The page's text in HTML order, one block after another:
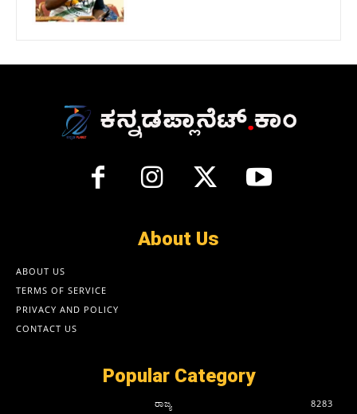
About Us
ABOUT US
TERMS OF SERVICE
PRIVACY AND POLICY
CONTACT US
Popular Category
ರಾಜ್ಯ
8283